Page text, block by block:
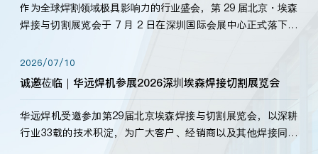
作为全球焊割领域极具影响力的行业盛会，第 29 届北京・埃森
焊接与切割展览会于 7 月 2 日在深圳国际会展中心正式落下帷
标准，持之以恒研发新产品、新技术。新老客户、行业伙伴、
海内外客户为目睹公司发布的新产…
2026/07/10
诚邀莅临｜华远焊机参展2026深圳埃森焊接切割展览会
华远焊机受邀参加第29届北京埃森焊接与切割展览会，以深耕
行业33载的技术积淀，为广大客户、经销商以及其他焊接同仁